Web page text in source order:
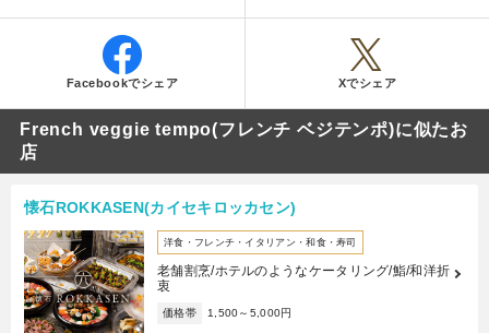
Facebookでシェア Xでシェア
French veggie tempo(フレンチ ベジテンポ)に似たお
店
懐石ROKKASEN(カイセキロッカセン)
洋食・フレンチ・イタリアン・和食・寿司
老舗割烹/ホテルのようなケータリング/鮨/和洋折
衷
価格帯 1,500～5,000円